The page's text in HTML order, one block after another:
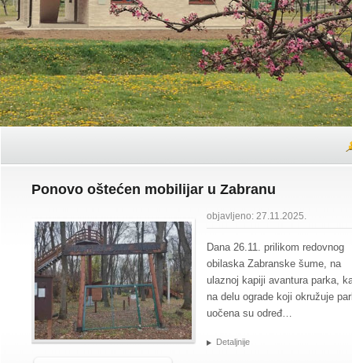
Ponovo oštećen mobilijar u Zabranu
objavljeno: 27.11.2025.
Dana 26.11. prilikom redovnog
obilaska Zabranske šume, na
ulaznoj kapiji avantura parka,
na delu ograde koji okružuje
uočena su određ…
Detaljnije